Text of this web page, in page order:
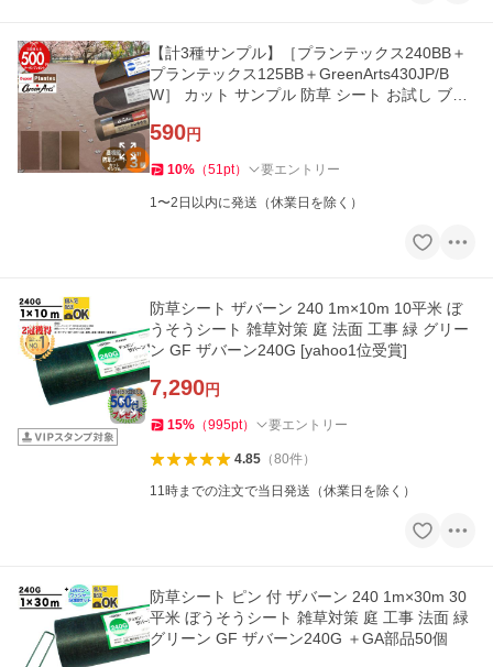
【計3種サンプル】［プランテックス240BB＋
プランテックス125BB＋GreenArts430JP/B
W］ カット サンプル 防草 シート お試し ブラ
590円
10% （51pt） 要エントリー
1〜2日以内に発送（休業日を除く）
防草シート ザバーン 240 1m×10m 10平米 ぼ
うそうシート 雑草対策 庭 法面 工事 緑 グリー
ン GF ザバーン240G [yahoo1位受賞]
7,290円
15% （995pt） 要エントリー
4.85（80件）
11時までの注文で当日発送（休業日を除く）
防草シート ピン 付 ザバーン 240 1m×30m 30
平米 ぼうそうシート 雑草対策 庭 工事 法面 緑
グリーン GF ザバーン240G ＋GA部品50個